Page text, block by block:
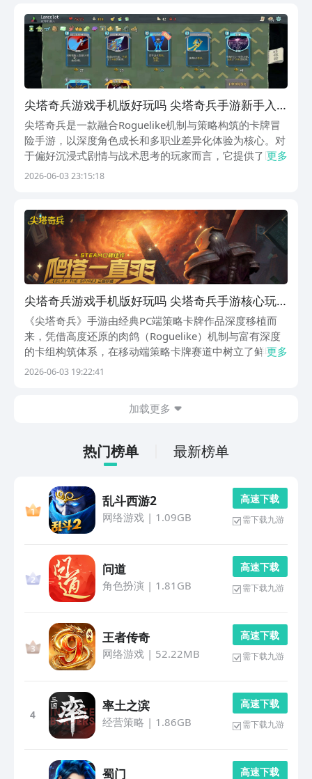
尖塔奇兵游戏手机版好玩吗 尖塔奇兵手游新手入
门与通关技巧指南
尖塔奇兵是一款融合Roguelike机制与策略构筑的卡牌冒
险手游，以深度角色成长和多职业差异化体验为核心。对
于偏好沉浸式剧情与战术思考的玩家而言，它提供了区别
于快节奏动作类游戏的独特乐趣。不少初次接触的玩家常
更多
2026-06-03 23:15:18
尖塔奇兵游戏手机版好玩吗 尖塔奇兵手游核心玩
法与新手入门指南
《尖塔奇兵》手游由经典PC端策略卡牌作品深度移植而
来，凭借高度还原的肉鸽（Roguelike）机制与富有深度
的卡组构筑体系，在移动端策略卡牌赛道中树立了鲜明标
杆。区别于传统数值堆砌式养成路线，本作以“高塔攀
更多
2026-06-03 19:22:41
加载更多
热门榜单 最新榜单
乱斗西游2
网络游戏| 1.09GB
高 速 下 载
需下载九游
问道
角色扮演 | 1.81GB
高 速 下 载
需下载九游
王者传奇
网络游戏| 52.22MB
高 速 下 载
需下载九游
4
率土之滨
经营策略 | 1.86GB
高 速 下 载
需下载九游
蜀门 高 速 下 载